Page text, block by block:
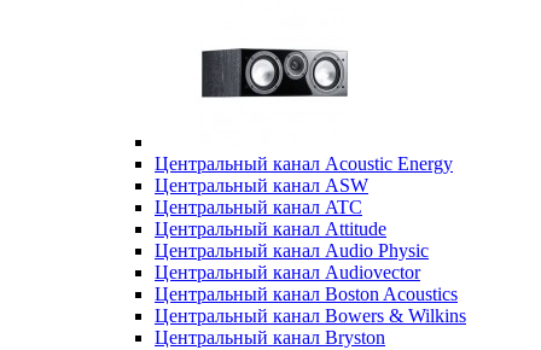
Центральный канал Acoustic Energy
Центральный канал ASW
Центральный канал ATC
Центральный канал Attitude
Центральный канал Audio Physic
Центральный канал Audiovector
Центральный канал Boston Acoustics
Центральный канал Bowers & Wilkins
Центральный канал Bryston